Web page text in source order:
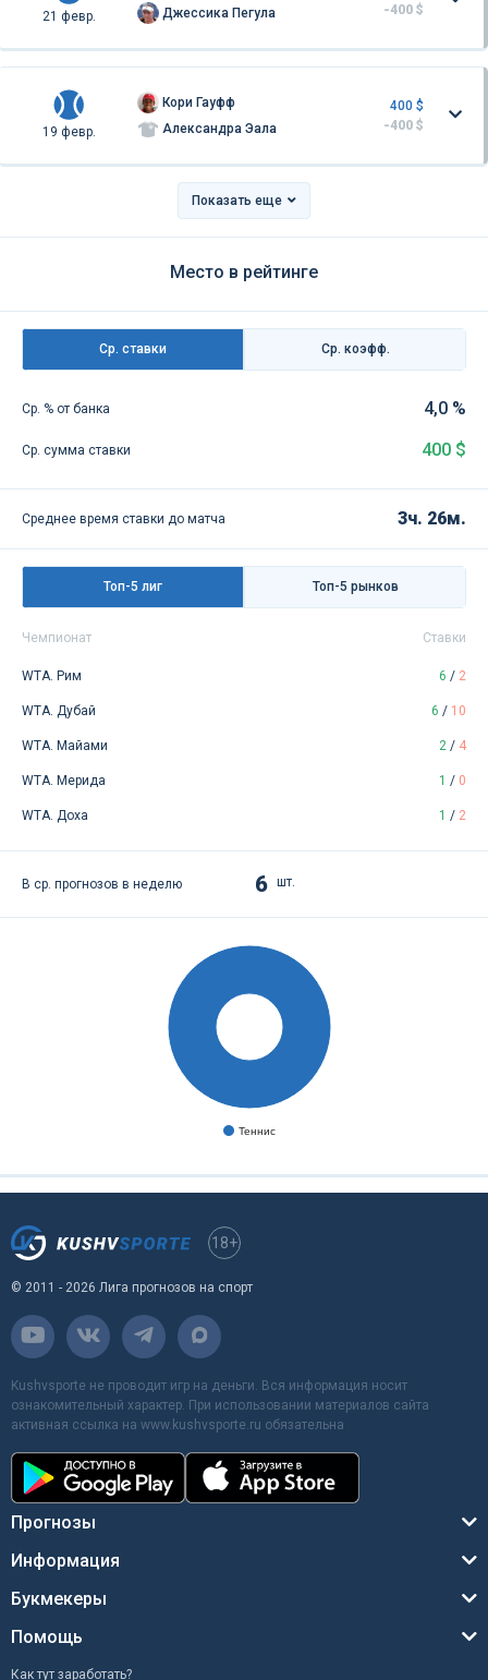
21 февр.
Джессика Пегула
-400 $
19 февр.
Кори Гауфф
Александра Эала
400 $
-400 $
Показать еще
Место в рейтинге
Ср. ставки Ср. коэфф.
Ср. % от банка 4,0 %
Ср. сумма ставки 400 $
Среднее время ставки до матча 3ч. 26м.
Топ-5 лиг Топ-5 рынков
Чемпионат Ставки
WTA. Рим 6 / 2
WTA. Дубай 6 / 10
WTA. Майами 2 / 4
WTA. Мерида 1 / 0
WTA. Доха 1 / 2
В ср. прогнозов в неделю 6 шт.
Теннис
18+
© 2011 - 2026 Лига прогнозов на спорт
Kushvsporte не проводит игр на деньги. Вся информация носит
ознакомительный характер. При использовании материалов сайта
активная ссылка на www.kushvsporte.ru обязательна
Прогнозы
Информация
Букмекеры
Помощь
Как тут заработать?